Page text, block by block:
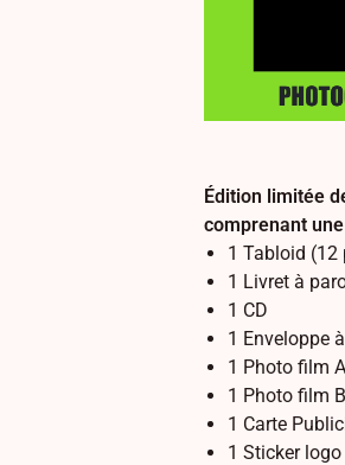
Édition limitée
comprenant
1 Tabloid (12
1 Livret à
1 CD
1 Enveloppe
1 Photo film A
1 Photo film B
1 Carte
1 Sticker logo